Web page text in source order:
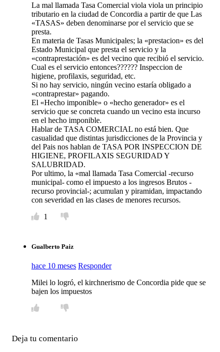
La mal llamada Tasa Comercial viola viola un principio
tributario en la ciudad de Concordia a partir de que Las
«TASAS» deben denominarse por el servicio que se
presta.
En materia de Tasas Municipales; la «prestacion» es del
Estado Municipal que presta el servicio y la
«contraprestación» es del vecino que recibió el servicio.
Cual es el servicio entonces?????? Inspeccion de
higiene, profilaxis, seguridad, etc.
Si no hay servicio, ningún vecino estaría obligado a
«contraprestar» pagando.
El «Hecho imponible» o «hecho generador» es el
servicio que se concreta cuando un vecino esta incurso
en el hecho imponible.
Hablar de TASA COMERCIAL no está bien. Que
casualidad que distintas jurisdicciones de la Provincia y
del Pais nos hablan de TASA POR INSPECCION DE
HIGIENE, PROFILAXIS SEGURIDAD Y
SALUBRIDAD.
Por ultimo, la «mal llamada Tasa Comercial -recurso
municipal- como el impuesto a los ingresos Brutos -
recurso provincial-; acumulan y piramidan, impactando
con severidad en las clases de menores recursos.
1
Gualberto Paiz
hace 10 meses Responder
Milei lo logró, el kirchnerismo de Concordia pide que se
bajen los impuestos
Deja tu comentario